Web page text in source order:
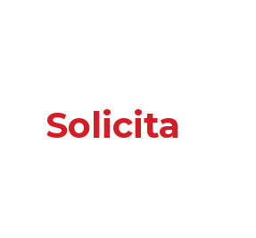
Solicita